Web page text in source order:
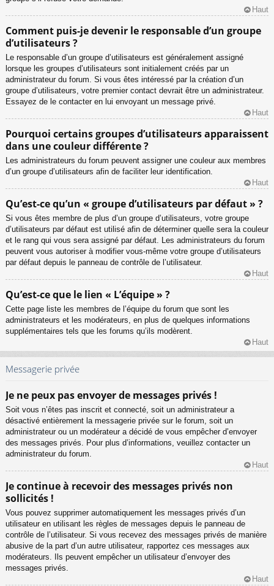
Haut
Comment puis-je devenir le responsable d’un groupe
d’utilisateurs ?
Le responsable d’un groupe d’utilisateurs est généralement assigné
lorsque les groupes d’utilisateurs sont initialement créés par un
administrateur du forum. Si vous êtes intéressé par la création d’un
groupe d’utilisateurs, votre premier contact devrait être un administrateur.
Essayez de le contacter en lui envoyant un message privé.
Haut
Pourquoi certains groupes d’utilisateurs apparaissent
dans une couleur différente ?
Les administrateurs du forum peuvent assigner une couleur aux membres
d’un groupe d’utilisateurs afin de faciliter leur identification.
Haut
Qu’est-ce qu’un « groupe d’utilisateurs par défaut » ?
Si vous êtes membre de plus d’un groupe d’utilisateurs, votre groupe
d’utilisateurs par défaut est utilisé afin de déterminer quelle sera la couleur
et le rang qui vous sera assigné par défaut. Les administrateurs du forum
peuvent vous autoriser à modifier vous-même votre groupe d’utilisateurs
par défaut depuis le panneau de contrôle de l’utilisateur.
Haut
Qu’est-ce que le lien « L’équipe » ?
Cette page liste les membres de l’équipe du forum que sont les
administrateurs et les modérateurs, en plus de quelques informations
supplémentaires tels que les forums qu’ils modèrent.
Haut
Messagerie privée
Je ne peux pas envoyer de messages privés !
Soit vous n’êtes pas inscrit et connecté, soit un administrateur a
désactivé entièrement la messagerie privée sur le forum, soit un
administrateur ou un modérateur a décidé de vous empêcher d’envoyer
des messages privés. Pour plus d’informations, veuillez contacter un
administrateur du forum.
Haut
Je continue à recevoir des messages privés non
sollicités !
Vous pouvez supprimer automatiquement les messages privés d’un
utilisateur en utilisant les règles de messages depuis le panneau de
contrôle de l’utilisateur. Si vous recevez des messages privés de manière
abusive de la part d’un autre utilisateur, rapportez ces messages aux
modérateurs. Ils peuvent empêcher un utilisateur d’envoyer des
messages privés.
Haut